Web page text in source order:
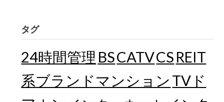
タグ
24時間管理 BSCATVCS REIT
系ブランドマンション TVド